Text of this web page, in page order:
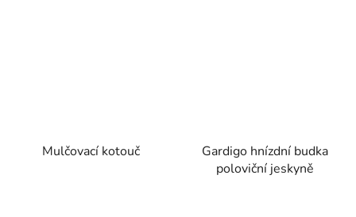
Mulčovací kotouč
Gardigo hnízdní budka
poloviční jeskyně